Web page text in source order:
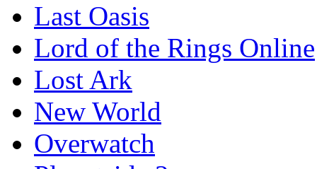
Last Oasis
Lord of the Rings Online
Lost Ark
New World
Overwatch